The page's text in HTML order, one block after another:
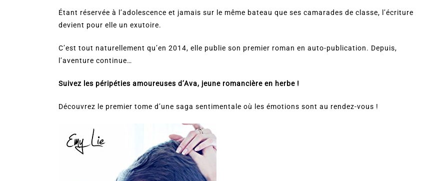
Étant réservée à l’adolescence et jamais sur le même bateau que ses camarades de classe, l’écriture
devient pour elle un exutoire.
C’est tout naturellement qu’en 2014, elle publie son premier roman en auto-publication. Depuis,
l’aventure continue…
Suivez les péripéties amoureuses d’Ava, jeune romancière en herbe !
Découvrez le premier tome d’une saga sentimentale où les émotions sont au rendez-vous !